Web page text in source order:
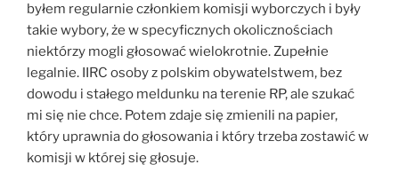
byłem regularnie członkiem komisji wyborczych i były
takie wybory, że w specyficznych okolicznościach
niektórzy mogli głosować wielokrotnie. Zupełnie
legalnie. IIRC osoby z polskim obywatelstwem, bez
dowodu i stałego meldunku na terenie RP, ale szukać
mi się nie chce. Potem zdaje się zmienili na papier,
który uprawnia do głosowania i który trzeba zostawić w
komisji w której się głosuje.